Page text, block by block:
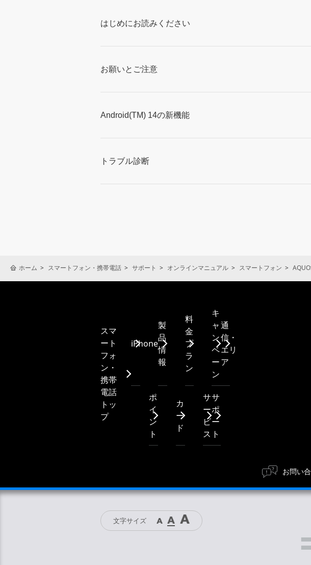
はじめにお読みください
お願いとご注意
Android(TM) 14の新機能
トラブル診断
ホーム スマートフォン・携帯電話 サポート オンラインマニュアル スマートフォン
スマ
ート
フォ
ン・
携帯
電話
トッ
プ
iPhone
製
品
情
報
料
金
プ
ラ
ン
キ
ャ
ン
ペ
ー
ン
通
信・
エリ
ア
ポ
イ
ン
ト
カ
ー
ド
サ
ー
ビ
ス
サ
ポ
ー
ト
お問い
文字サイズ